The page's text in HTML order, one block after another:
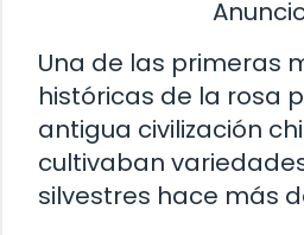
Una de las primeras
históricas de la rosa
antigua civilización
cultivaban
silvestres hace más